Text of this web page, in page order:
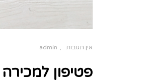
אין תגובות admin
פטיפון למכירה nottingham spacedeck (נמכר)